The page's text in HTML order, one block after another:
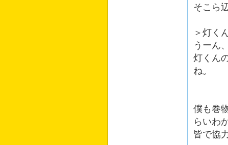
そこら
＞灯く
うーん
灯くん
ね。
僕も巻
らいわ
皆で協